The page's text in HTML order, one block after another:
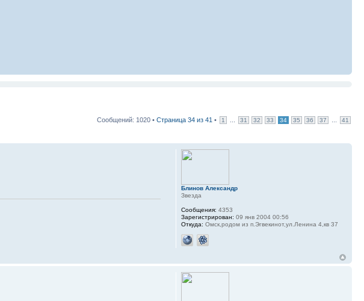
Сообщений: 1020 • Страница 34 из 41 • 1 31 32 33 34 35 36 37 41
Блинов Александр
Звезда
Сообщения: 4353
Зарегистрирован: 09 янв 2004 00:56
Откуда: Омск,родом из п.Эгвекинот,ул.Ленина 4,кв 37